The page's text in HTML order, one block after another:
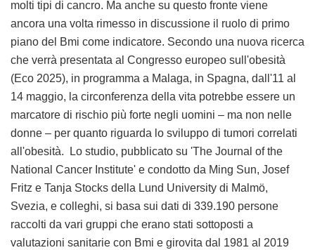
molti tipi di cancro. Ma anche su questo fronte viene
ancora una volta rimesso in discussione il ruolo di primo
piano del Bmi come indicatore. Secondo una nuova ricerca
che verrà presentata al Congresso europeo sull'obesità
(Eco 2025), in programma a Malaga, in Spagna, dall'11 al
14 maggio, la circonferenza della vita potrebbe essere un
marcatore di rischio più forte negli uomini – ma non nelle
donne – per quanto riguarda lo sviluppo di tumori correlati
all'obesità. Lo studio, pubblicato su 'The Journal of the
National Cancer Institute' e condotto da Ming Sun, Josef
Fritz e Tanja Stocks della Lund University di Malmö,
Svezia, e colleghi, si basa sui dati di 339.190 persone
raccolti da vari gruppi che erano stati sottoposti a
valutazioni sanitarie con Bmi e girovita dal 1981 al 2019